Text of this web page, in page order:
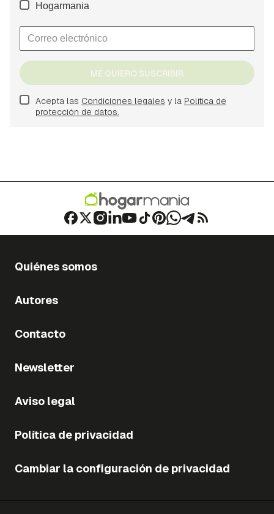
Hogarmania
ME QUIERO SUSCRIBIR
Acepta las Condiciones legales y la Política de
protección de datos.
Quiénes somos
Autores
Contacto
Newsletter
Aviso legal
Política de privacidad
Cambiar la configuración de privacidad